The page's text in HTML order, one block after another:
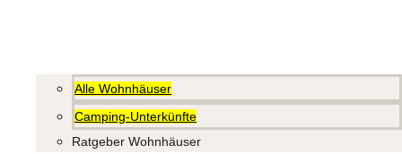
Alle Wohnhäuser
Camping-Unterkünfte
Ratgeber Wohnhäuser